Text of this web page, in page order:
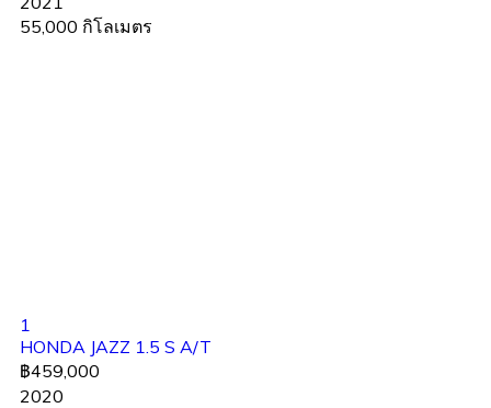
55,000 กิโลเมตร
1
HONDA JAZZ 1.5 S A/T
฿459,000
2020